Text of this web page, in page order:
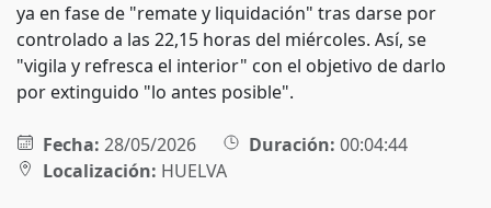
ya en fase de "remate y liquidación" tras darse por
controlado a las 22,15 horas del miércoles. Así, se
"vigila y refresca el interior" con el objetivo de darlo
por extinguido "lo antes posible".
Fecha: 28/05/2026 Duración: 00:04:44
Localización: HUELVA